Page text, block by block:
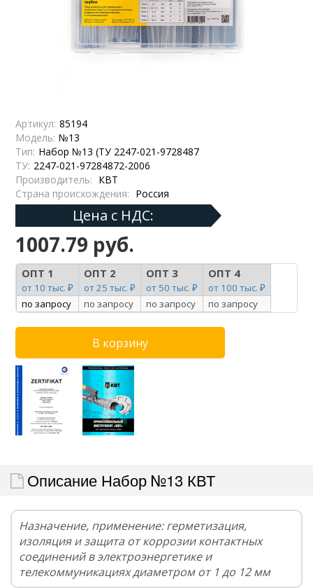
Артикул: 85194
Модель: №13
Тип: Набор №13 (ТУ 2247-021-9728487
ТУ: 2247-021-97284872-2006
Производитель: КВТ
Страна происхождения: Россия
Цена с НДС:
1007.79 руб.
ОПТ 1
от 10 тыс. ₽
ОПТ 2
от 25 тыс. ₽
ОПТ 3
от 50 тыс. ₽
ОПТ 4
от 100 тыс. ₽
по запросу
по запросу по запросу по запросу
Описание Набор №13 КВТ
Назначение, применение: герметизация,
изоляция и защита от коррозии контактных
соединений в электроэнергетике и
телекоммуникациях диаметром от 1 до 12 мм